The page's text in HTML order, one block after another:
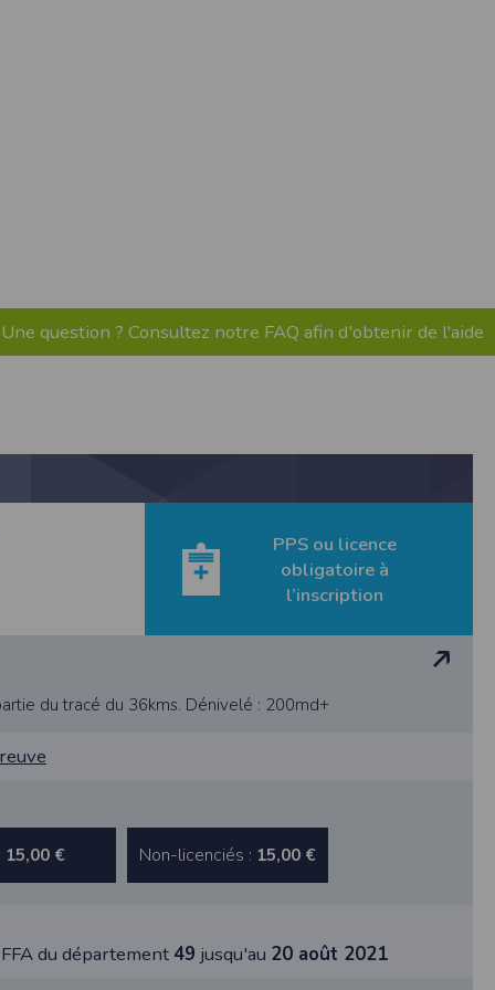
Une question ? Consultez notre FAQ afin d'obtenir de l'aide
PPS ou licence
obligatoire à
l’inscription
du tracé du 36kms. Dénivelé : 200md+
15,00 € Non-licenciés : 15,00 €
du département 49 jusqu'au 20 août 2021
vous nous transmettez volontairement
êtes informés que le site est susceptible
parties de ce site ne peuvent être
communiquées à des tiers hormis pour la
sont conformes à la Loi Informatique
n'entraîne aucune conséquence
Les données sont également
coordonnées déclarées par l’acheteur
de vos données en nous adressant une
limité. Des précautions techniques et
directement reliées à la société
de sécurité, après suppression des
dudit Participant.
si un organisateur décide de
d’utilisation. En cas de contestation
pour connaître de ce litige.
: